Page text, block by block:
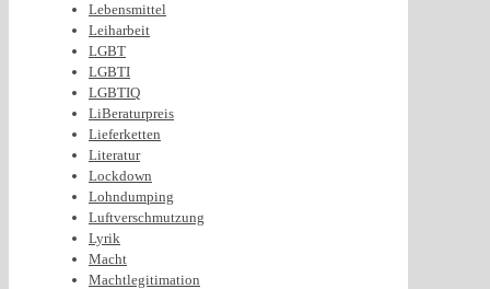
Lebensmittel
Leiharbeit
LGBT
LGBTI
LGBTIQ
LiBeraturpreis
Lieferketten
Literatur
Lockdown
Lohndumping
Luftverschmutzung
Lyrik
Macht
Machtlegitimation